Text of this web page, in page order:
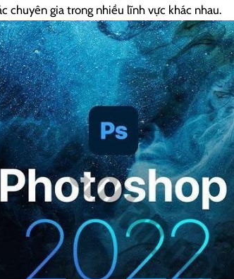
chuyên gia trong nhiều lĩnh vực khác nhau.